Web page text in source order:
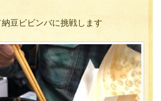
豆ビビンバに挑戦します